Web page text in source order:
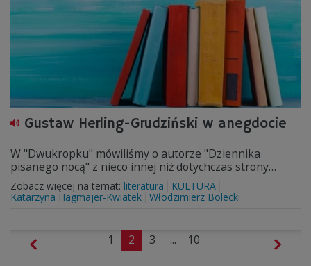
Gustaw Herling-Grudziński w anegdocie
W "Dwukropku" mówiliśmy o autorze "Dziennika
pisanego nocą" z nieco innej niż dotychczas strony…
Zobacz więcej na temat: literatura
KULTURA
Katarzyna Hagmajer-Kwiatek Włodzimierz Bolecki
1 2 3 ... 10